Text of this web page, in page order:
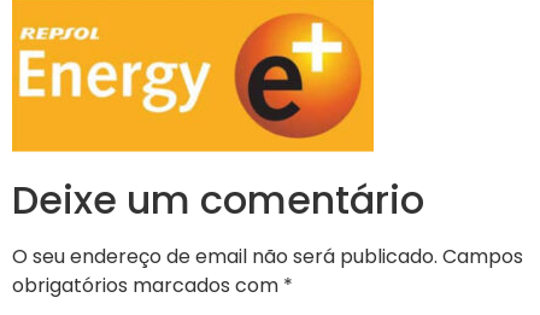
Deixe um comentário
O seu endereço de email não será publicado. Campos
obrigatórios marcados com *